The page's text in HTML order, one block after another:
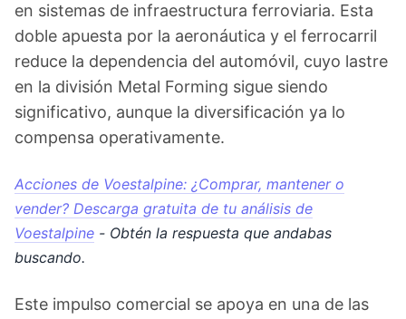
en sistemas de infraestructura ferroviaria. Esta
doble apuesta por la aeronáutica y el ferrocarril
reduce la dependencia del automóvil, cuyo lastre
en la división Metal Forming sigue siendo
significativo, aunque la diversificación ya lo
compensa operativamente.
Acciones de Voestalpine: ¿Comprar, mantener o
vender? Descarga gratuita de tu análisis de
Voestalpine - Obtén la respuesta que andabas
buscando.
Este impulso comercial se apoya en una de las